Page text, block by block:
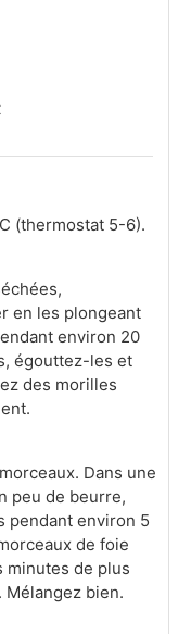
(thermostat 5-6).
en les plongeant
environ 20
égouttez-les et
des morilles
Dans une
peu de beurre,
pendant environ 5
de foie
minutes de plus
bien.